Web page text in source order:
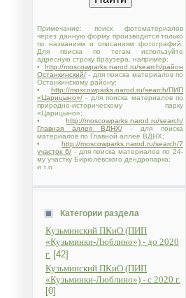
Примечание: поиск фотоматериалов
через данную форму производится только
по названиям и описаниям фотографий.
Для поиска по тегам используйте
адресную строку браузера, например:
• http://moscowparks.narod.ru/search/район
Останкинский/ - для поиска материалов по
Останкинскому району;
• http://moscowparks.narod.ru/search/ПИП
«Царицыно»/ - для поиска материалов по
природно-историческому парку
«Царицыно»;
• http://moscowparks.narod.ru/search/
Главная аллея ВДНХ/- для поиска
материалов по Главной аллее ВДНХ;
• http://moscowparks.narod.ru/search/7
участок 6/- для поиска материалов по 24-
му участку Бирюлёвского дендропарка;
и т.п.
Категории раздела
Кузьминский ПКиО (ПИП
«Кузьминки-Люблино») - до 2020
г. [42]
Кузьминский ПКиО (ПИП
«Кузьминки-Люблино») - с 2020 г.
[0]